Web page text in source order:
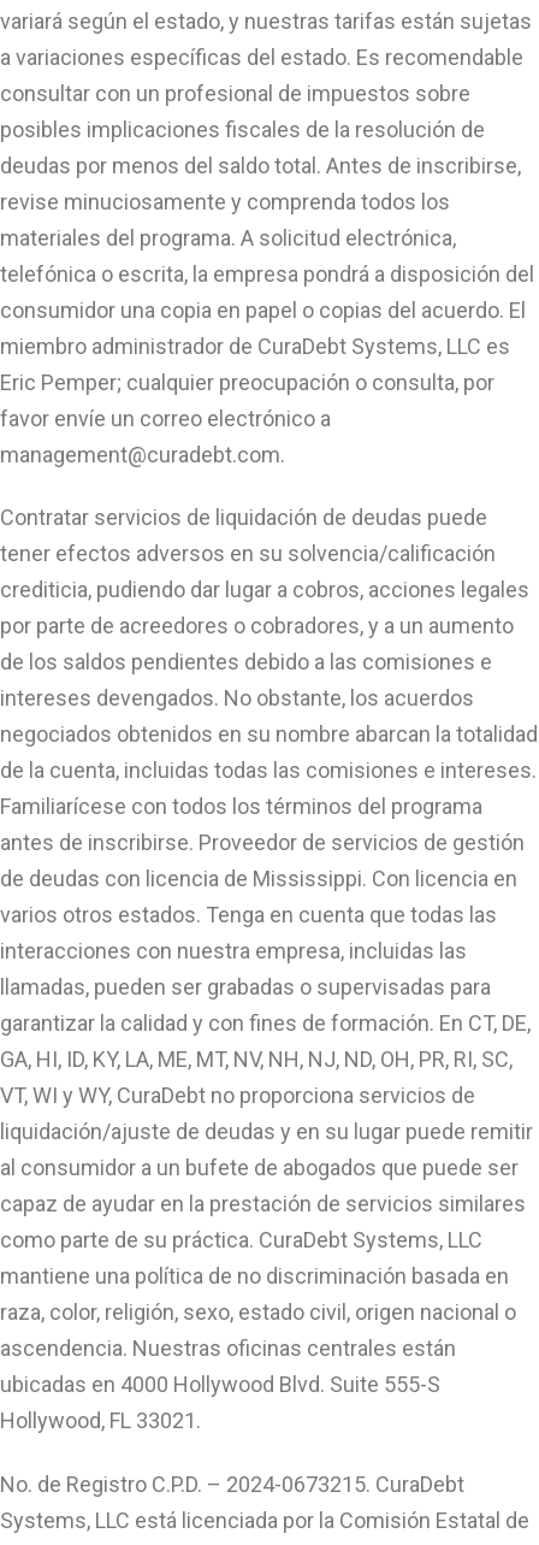
variará según el estado, y nuestras tarifas están sujetas
a variaciones específicas del estado. Es recomendable
consultar con un profesional de impuestos sobre
posibles implicaciones fiscales de la resolución de
deudas por menos del saldo total. Antes de inscribirse,
revise minuciosamente y comprenda todos los
materiales del programa. A solicitud electrónica,
telefónica o escrita, la empresa pondrá a disposición del
consumidor una copia en papel o copias del acuerdo. El
miembro administrador de CuraDebt Systems, LLC es
Eric Pemper; cualquier preocupación o consulta, por
favor envíe un correo electrónico a
management@curadebt.com.
Contratar servicios de liquidación de deudas puede
tener efectos adversos en su solvencia/calificación
crediticia, pudiendo dar lugar a cobros, acciones legales
por parte de acreedores o cobradores, y a un aumento
de los saldos pendientes debido a las comisiones e
intereses devengados. No obstante, los acuerdos
negociados obtenidos en su nombre abarcan la totalidad
de la cuenta, incluidas todas las comisiones e intereses.
Familiarícese con todos los términos del programa
antes de inscribirse. Proveedor de servicios de gestión
de deudas con licencia de Mississippi. Con licencia en
varios otros estados. Tenga en cuenta que todas las
interacciones con nuestra empresa, incluidas las
llamadas, pueden ser grabadas o supervisadas para
garantizar la calidad y con fines de formación. En CT, DE,
GA, HI, ID, KY, LA, ME, MT, NV, NH, NJ, ND, OH, PR, RI, SC,
VT, WI y WY, CuraDebt no proporciona servicios de
liquidación/ajuste de deudas y en su lugar puede remitir
al consumidor a un bufete de abogados que puede ser
capaz de ayudar en la prestación de servicios similares
como parte de su práctica. CuraDebt Systems, LLC
mantiene una política de no discriminación basada en
raza, color, religión, sexo, estado civil, origen nacional o
ascendencia. Nuestras oficinas centrales están
ubicadas en 4000 Hollywood Blvd. Suite 555-S
Hollywood, FL 33021.
No. de Registro C.P.D. – 2024-0673215. CuraDebt
Systems, LLC está licenciada por la Comisión Estatal de